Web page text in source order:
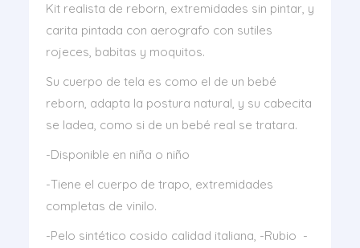
Kit realista de reborn, extremidades sin pintar, y
carita pintada con aerografo con sutiles
rojeces, babitas y moquitos.
Su cuerpo de tela es como el de un bebé
reborn, adapta la postura natural, y su cabecita
se ladea, como si de un bebé real se tratara.
-Disponible en niña o niño
-Tiene el cuerpo de trapo, extremidades
completas de vinilo.
-Pelo sintético cosido calidad italiana, -Rubio -